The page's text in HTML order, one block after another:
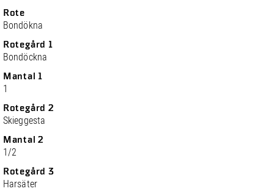
Rote
Bondökna
Rotegård 1
Bondöckna
Mantal 1
1
Rotegård 2
Skieggesta
Mantal 2
1/2
Rotegård 3
Harsäter